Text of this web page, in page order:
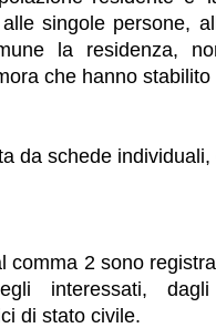
singole persone,
la residenza,
che hanno
da schede
comma 2 sono
interessati,
di stato civile.